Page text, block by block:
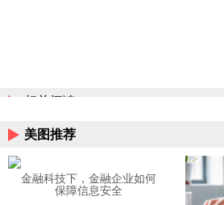
相关阅读
美图推荐
金融科技下，金融企业如何
保障信息安全